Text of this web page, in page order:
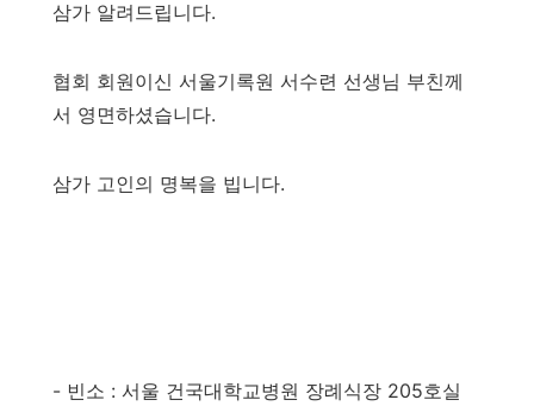
삼가 알려드립니다.
협회 회원이신 서울기록원 서수련 선생님 부친께
서 영면하셨습니다.
삼가 고인의 명복을 빕니다.
- 빈소 : 서울 건국대학교병원 장례식장 205호실